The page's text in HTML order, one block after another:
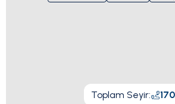
Toplam Seyir: 170